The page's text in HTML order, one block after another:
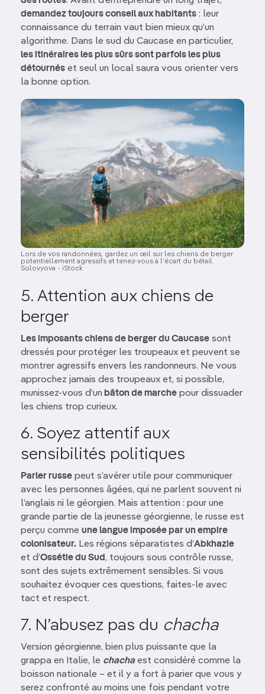
demandez toujours conseil aux habitants : leur
connaissance du terrain vaut bien mieux qu’un
algorithme. Dans le sud du Caucase en particulier,
les itinéraires les plus sûrs sont parfois les plus
détournés et seul un local saura vous orienter vers
la bonne option.
Image
Lors de vos randonnées, gardez un œil sur les chiens de berger
potentiellement agressifs et tenez-vous à l'écart du bétail.
Solovyova - iStock
5. Attention aux chiens de
berger
Les imposants chiens de berger du Caucase sont
dressés pour protéger les troupeaux et peuvent se
montrer agressifs envers les randonneurs. Ne vous
approchez jamais des troupeaux et, si possible,
munissez-vous d’un bâton de marche pour dissuader
les chiens trop curieux.
6. Soyez attentif aux
sensibilités politiques
Parler russe peut s’avérer utile pour communiquer
avec les personnes âgées, qui ne parlent souvent ni
l’anglais ni le géorgien. Mais attention : pour une
grande partie de la jeunesse géorgienne, le russe est
perçu comme une langue imposée par un empire
colonisateur. Les régions séparatistes d’Abkhazie
et d’Ossétie du Sud, toujours sous contrôle russe,
sont des sujets extrêmement sensibles. Si vous
souhaitez évoquer ces questions, faites-le avec
tact et respect.
7. N’abusez pas du chacha
Version géorgienne, bien plus puissante que la
grappa en Italie, le chachaest considéré comme la
boisson nationale – et il y a fort à parier que vous y
serez confronté au moins une fois pendant votre